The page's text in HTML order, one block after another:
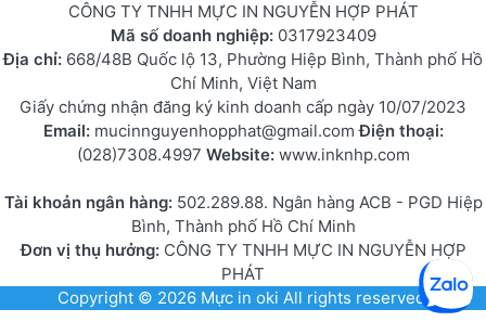
CÔNG TY TNHH MỰC IN NGUYỄN HỢP PHÁT
Mã số doanh nghiệp: 0317923409
Địa chỉ: 668/48B Quốc lộ 13, Phường Hiệp Bình, Thành phố Hồ
Chí Minh, Việt Nam
Giấy chứng nhận đăng ký kinh doanh cấp ngày 10/07/2023
Email: mucinnguyenhopphat@gmail.comĐiện thoại:
(028)7308.4997 Website: www.inknhp.com
Tài khoản ngân hàng: 502.289.88. Ngân hàng ACB - PGD Hiệp
Bình, Thành phố Hồ Chí Minh
Đơn vị thụ hưởng:CÔNG TY TNHH MỰC IN NGUYỄN HỢP
PHÁT
Copyright © 2026 Mực in oki All rights reserved.